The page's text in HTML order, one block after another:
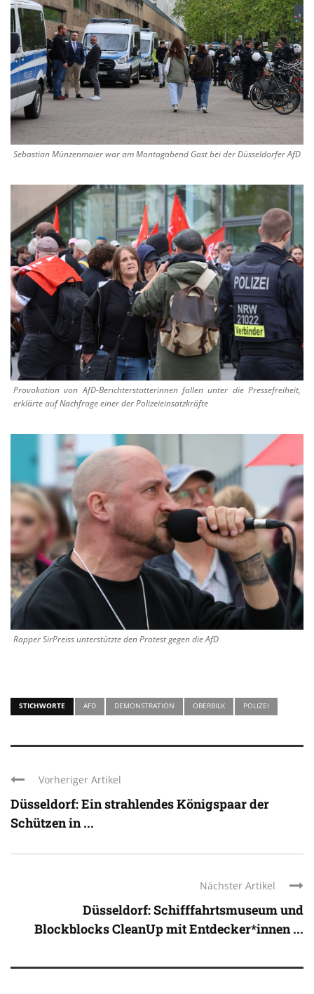
Sebastian Münzenmaier war am Montagabend Gast bei der Düsseldorfer AfD
Provokation von AfD-Berichterstatterinnen fallen unter die Pressefreiheit,
erklärte auf Nachfrage einer der Polizeieinsatzkräfte
Rapper SirPreiss unterstützte den Protest gegen die AfD
STICHWORTE AFD DEMONSTRATION OBERBILK POLIZEI
Vorheriger Artikel
Düsseldorf: Ein strahlendes Königspaar der
Schützen in ...
Nächster Artikel
Düsseldorf: Schifffahrtsmuseum und
Blockblocks CleanUp mit Entdecker*innen ...